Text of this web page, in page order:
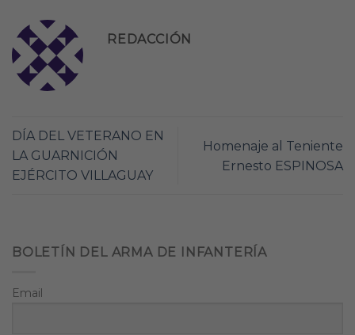
REDACCIÓN
DÍA DEL VETERANO EN
LA GUARNICIÓN
EJÉRCITO VILLAGUAY
Homenaje al Teniente
Ernesto ESPINOSA
BOLETÍN DEL ARMA DE INFANTERÍA
Email